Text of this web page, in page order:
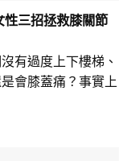
性三招拯救膝關節
有過度上下樓梯、
會膝蓋痛？事實上